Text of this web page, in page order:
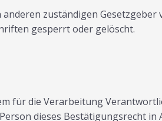
zuständigen Gesetzgeber
gesperrt oder gelöscht.
für die Verarbeitung
dieses Bestätigungsrecht in